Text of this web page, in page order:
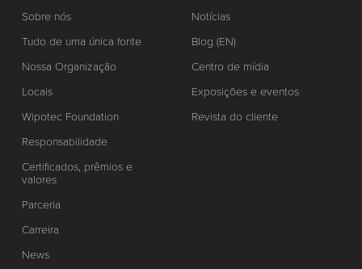
Sobre nós
Tudo de uma única fonte
Nossa Organização
Locais
Wipotec Foundation
Responsabilidade
Certificados, prêmios e
valores
Parceria
Carreira
News
Notícias
Blog (EN)
Centro de mídia
Exposições e eventos
Revista do cliente